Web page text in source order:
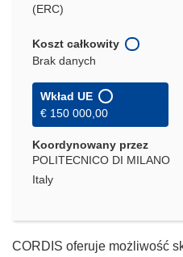
(ERC)
Koszt całkowity
Brak danych
Wkład UE
€ 150 000,00
Koordynowany przez
POLITECNICO DI MILANO
Italy
CORDIS oferuje możliwość